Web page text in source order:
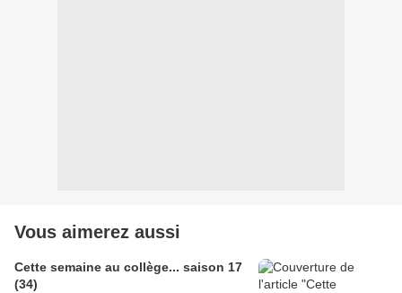
Vous aimerez aussi
Cette semaine au collège... saison 17
(34)